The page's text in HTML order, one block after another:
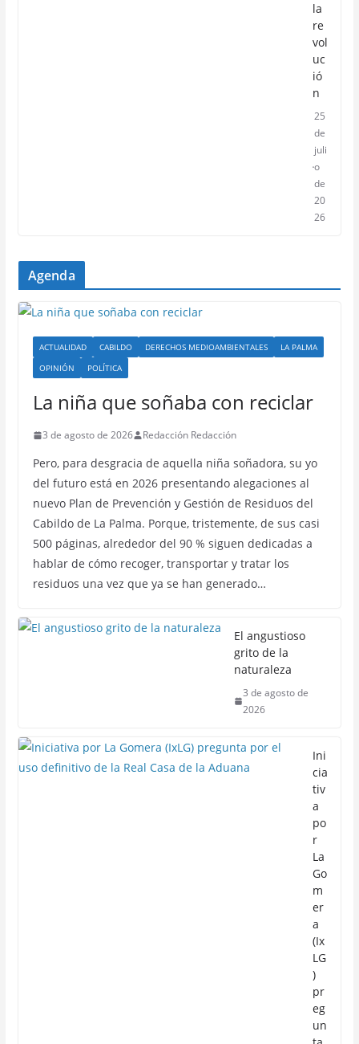
la
re
vol
uc
ió
n
25
de
juli
o
de
20
26
Agenda
ACTUALIDAD CABILDO DERECHOS MEDIOAMBIENTALES
LA PALMA
OPINIÓN
POLÍTICA
La niña que soñaba con reciclar
3 de agosto de 2026 Redacción Redacción
Pero, para desgracia de aquella niña soñadora, su yo
del futuro está en 2026 presentando alegaciones al
nuevo Plan de Prevención y Gestión de Residuos del
Cabildo de La Palma. Porque, tristemente, de sus casi
500 páginas, alrededor del 90 % siguen dedicadas a
hablar de cómo recoger, transportar y tratar los
residuos una vez que ya se han generado…
El angustioso
grito de la
naturaleza
3 de agosto de
2026
Ini
cia
tiv
a
po
r
La
Go
m
er
a
(Ix
LG
)
pr
eg
un